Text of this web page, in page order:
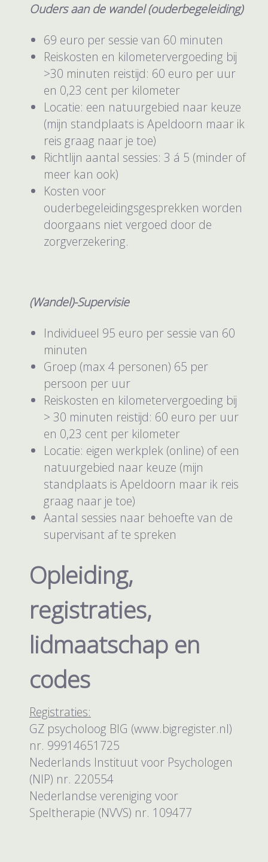
Ouders aan de wandel (ouderbegeleiding)
69 euro per sessie van 60 minuten
Reiskosten en kilometervergoeding bij
>30 minuten reistijd: 60 euro per uur
en 0,23 cent per kilometer
Locatie: een natuurgebied naar keuze
(mijn standplaats is Apeldoorn maar ik
reis graag naar je toe)
Richtlijn aantal sessies: 3 á 5 (minder of
meer kan ook)
Kosten voor
ouderbegeleidingsgesprekken worden
doorgaans niet vergoed door de
zorgverzekering.
(Wandel)-Supervisie
Individueel 95 euro per sessie van 60
minuten
Groep (max 4 personen) 65 per
persoon per uur
Reiskosten en kilometervergoeding bij
> 30 minuten reistijd: 60 euro per uur
en 0,23 cent per kilometer
Locatie: eigen werkplek (online) of een
natuurgebied naar keuze (mijn
standplaats is Apeldoorn maar ik reis
graag naar je toe)
Aantal sessies naar behoefte van de
supervisant af te spreken
Opleiding,
registraties,
lidmaatschap en
codes
Registraties:
GZ psycholoog BIG (www.bigregister.nl)
nr. 99914651725
Nederlands Instituut voor Psychologen
(NIP) nr. 220554
Nederlandse vereniging voor
Speltherapie (NVVS) nr. 109477